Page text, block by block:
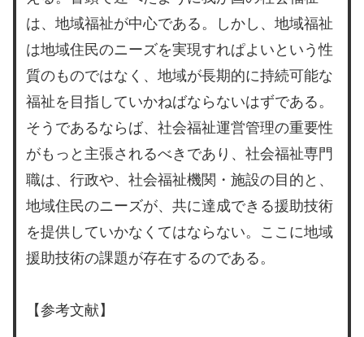
は、地域福祉が中心である。しかし、地域福祉
は地域住民のニーズを実現すれぱよいという性
質のものではなく、地域が長期的に持続可能な
福祉を目指していかねばならないはずである。
そうであるならば、社会福祉運営管理の重要性
がもっと主張されるべきであり、社会福祉専門
職は、行政や、社会福祉機関・施設の目的と、
地域住民のニーズが、共に達成できる援助技術
を提供していかなくてはならない。ここに地域
援助技術の課題が存在するのである。
【参考文献】